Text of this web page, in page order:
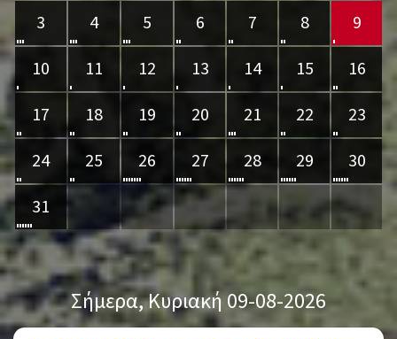
3
4 5 6 7 8
9
10
11 12 13 14 15
16
17
18 19 20 21 22
23
24
25 26 27 28 29
30
31
Σήμερα, Κυριακή 09-08-2026